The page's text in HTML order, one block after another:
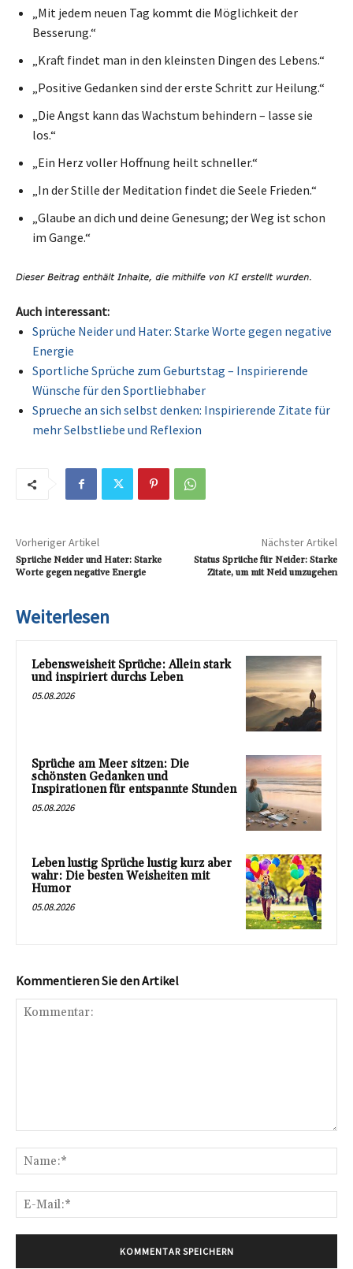
„Mit jedem neuen Tag kommt die Möglichkeit der
Besserung.“
„Kraft findet man in den kleinsten Dingen des Lebens.“
„Positive Gedanken sind der erste Schritt zur Heilung.“
„Die Angst kann das Wachstum behindern – lasse sie
los.“
„Ein Herz voller Hoffnung heilt schneller.“
„In der Stille der Meditation findet die Seele Frieden.“
„Glaube an dich und deine Genesung; der Weg ist schon
im Gange.“
Auch interessant:
Sprüche Neider und Hater: Starke Worte gegen negative
Energie
Sportliche Sprüche zum Geburtstag – Inspirierende
Wünsche für den Sportliebhaber
Sprueche an sich selbst denken: Inspirierende Zitate für
mehr Selbstliebe und Reflexion
Vorheriger Artikel
Sprüche Neider und Hater: Starke
Worte gegen negative Energie
Nächster Artikel
Status Sprüche für Neider: Starke
Zitate, um mit Neid umzugehen
Weiterlesen
Lebensweisheit Sprüche: Allein stark
und inspiriert durchs Leben
05.08.2026
Sprüche am Meer sitzen: Die
schönsten Gedanken und
Inspirationen für entspannte Stunden
05.08.2026
Leben lustig Sprüche lustig kurz aber
wahr: Die besten Weisheiten mit
Humor
05.08.2026
Kommentieren Sie den Artikel